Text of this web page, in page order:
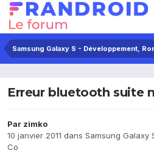
Samsung Galaxy S - Développement,
Erreur bluetooth suite
Par zimko
10 janvier 2011 dans Samsung Galaxy
Co